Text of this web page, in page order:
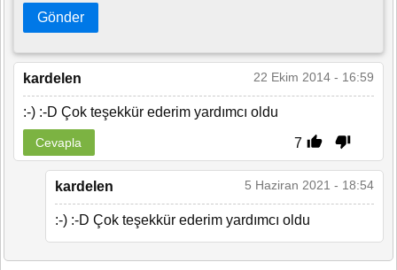
Gönder
kardelen 22 Ekim 2014 - 16:59
:-) :-D Çok teşekkür ederim yardımcı oldu
7
Cevapla
kardelen 5 Haziran 2021 - 18:54
:-) :-D Çok teşekkür ederim yardımcı oldu